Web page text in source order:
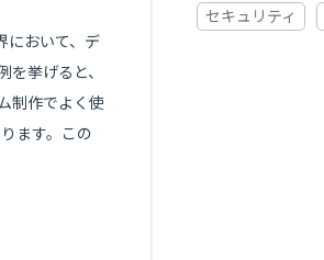
において、デ
挙げると、
制作でよく使
ます。この
セキュリティ